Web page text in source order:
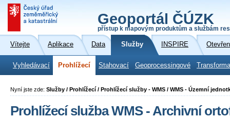
Geoportál ČÚZK
přístup k mapovým produktům a službám
Vítejte Aplikace Data Služby INSPIRE
Vyhledávací Prohlížecí Stahovací Geoprocessingové
Nyní jste zde: Služby / Prohlížecí / Prohlížecí služby - WMS / WMS - Územní
Prohlížecí služba WMS - Archivní